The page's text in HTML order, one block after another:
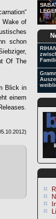
Wake of
schon
Of The
Blick in
einem
)